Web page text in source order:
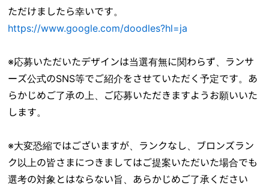
ただけましたら幸いです。
https://www.google.com/doodles?hl=ja
※応募いただいたデザインは当選有無に関わらず、ランサ
ーズ公式のSNS等でご紹介をさせていただく予定です。あ
らかじめご了承の上、ご応募いただきますようお願いいた
します。
※大変恐縮ではございますが、ランクなし、ブロンズラン
ク以上の皆さまにつきましてはご提案いただいた場合でも
選考の対象とはならない旨、あらかじめご了承ください